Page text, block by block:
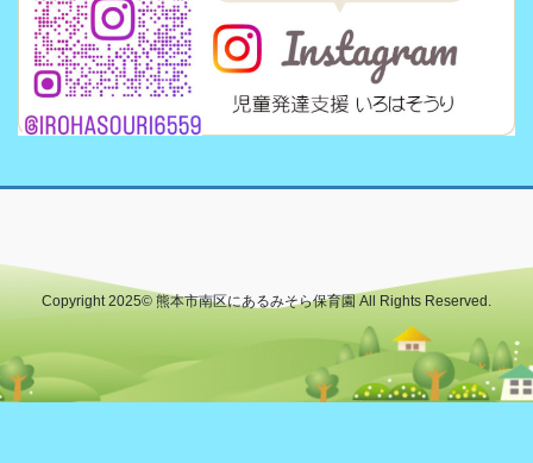
Copyright 2025© 熊本市南区にあるみそら保育園 All Rights Reserved.